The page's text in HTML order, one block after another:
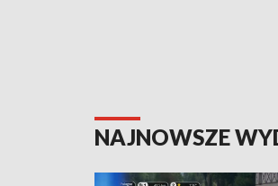
NAJNOWSZE